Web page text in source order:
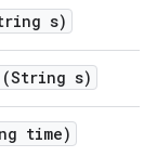
s)
(String s)
time)